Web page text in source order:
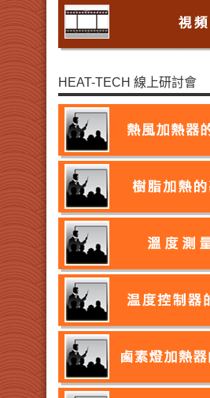
HEAT-TECH 線上研討會